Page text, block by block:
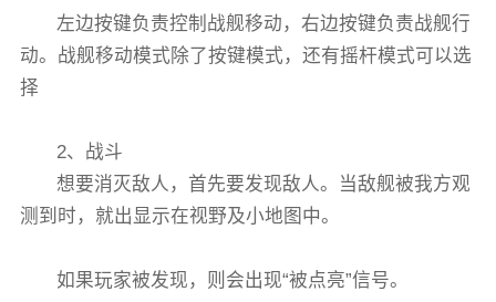
左边按键负责控制战舰移动，右边按键负责战舰行
动。战舰移动模式除了按键模式，还有摇杆模式可以选
择
2、战斗
想要消灭敌人，首先要发现敌人。当敌舰被我方观
测到时，就出显示在视野及小地图中。
如果玩家被发现，则会出现“被点亮”信号。